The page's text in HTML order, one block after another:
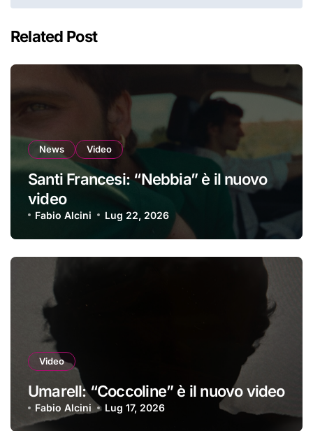
Related Post
News Video
Santi Francesi: “Nebbia” è il nuovo
video
Fabio Alcini Lug 22, 2026
Video
Umarell: “Coccoline” è il nuovo video
Fabio Alcini Lug 17, 2026